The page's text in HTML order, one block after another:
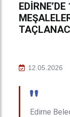
12.05.2026
"
Edirne